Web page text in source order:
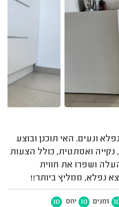
ונעים. האי תוכנן ובוצע
נקייה ואסתטית, כולל הצעות
ושפרו את חווית
נפלא, ממליץ ביותר!!
זמנים 10 יחס 10